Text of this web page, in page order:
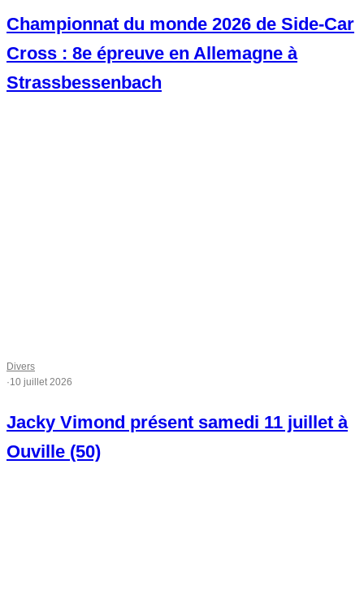
Championnat du monde 2026 de Side-Car
Cross : 8e épreuve en Allemagne à
Strassbessenbach
Divers
·10 juillet 2026
Jacky Vimond présent samedi 11 juillet à
Ouville (50)